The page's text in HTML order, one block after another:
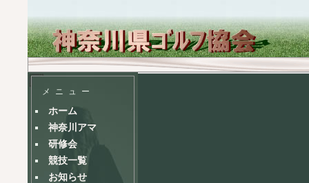
メニュー
ホーム
神奈川アマ
研修会
競技一覧
お知らせ